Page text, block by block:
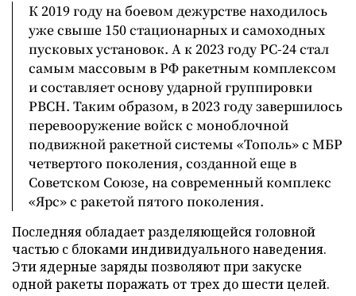
К 2019 году на боевом дежурстве находилось
уже свыше 150 стационарных и самоходных
пусковых установок. А к 2023 году PC-24 стал
самым массовым в РФ ракетным комплексом
и составляет основу ударной группировки
РВСН. Таким образом, в 2023 году завершилось
перевооружение войск с моноблочной
подвижной ракетной системы «Тополь» с МБР
четвертого поколения, созданной еще в
Советском Союзе, на современный комплекс
«Ярс» с ракетой пятого поколения.
Последняя обладает разделяющейся головной
частью с блоками индивидуального наведения.
Эти ядерные заряды позволяют при закуске
одной ракеты поражать от трех до шести целей.